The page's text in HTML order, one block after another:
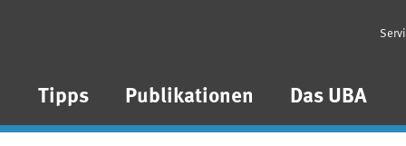
Tipps Publikationen Das UBA